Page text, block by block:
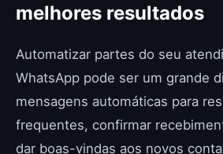
melhores resultados
Automatizar partes do seu
WhatsApp pode ser um grande
mensagens automáticas para
frequentes, confirmar
dar boas-vindas aos novos